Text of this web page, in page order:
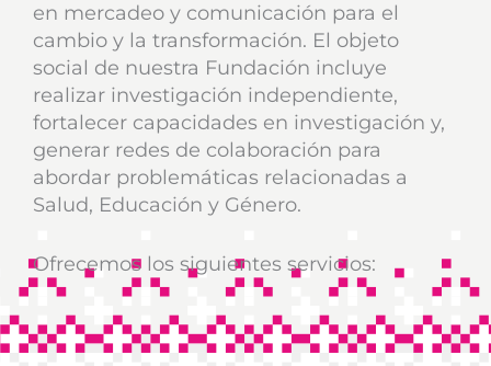
en mercadeo y comunicación para el
cambio y la transformación. El objeto
social de nuestra Fundación incluye
realizar investigación independiente,
fortalecer capacidades en investigación y,
generar redes de colaboración para
abordar problemáticas relacionadas a
Salud, Educación y Género.
Ofrecemos los siguientes servicios: